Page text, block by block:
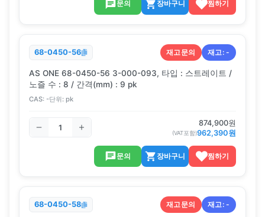
문의 장바구니 찜하기
68-0450-56 재고문의 재고:-
AS ONE 68-0450-56 3-000-093, 타입 : 스트레이트 /
노즐 수 : 8 / 간격(mm) : 9 pk
CAS: -단위: pk
874,900원
(VAT포함)962,390원
문의 장바구니 찜하기
68-0450-58 재고문의 재고:-